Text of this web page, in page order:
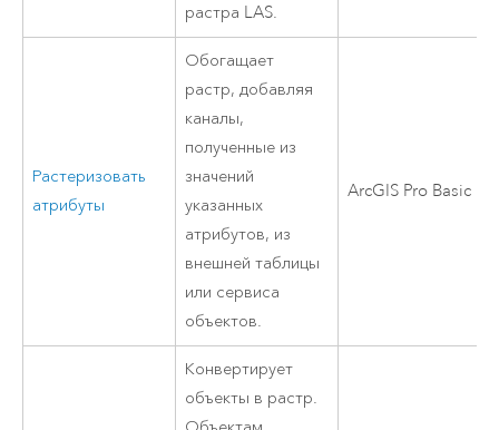
растра LAS.
Растеризовать
атрибуты
Обогащает
растр, добавляя
каналы,
полученные из
значений
указанных
атрибутов, из
внешней таблицы
или сервиса
объектов.
ArcGIS Pro Basic
Конвертирует
объекты в растр.